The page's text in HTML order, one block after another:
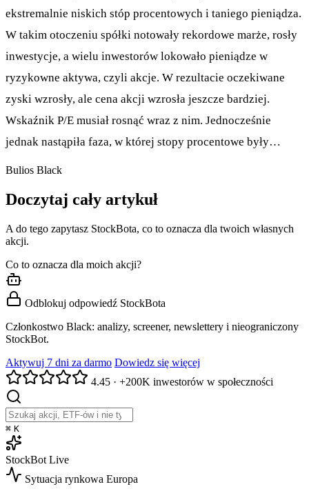
ekstremalnie niskich stóp procentowych i taniego pieniądza.
W takim otoczeniu spółki notowały rekordowe marże, rosły
inwestycje, a wielu inwestorów lokowało pieniądze w
ryzykowne aktywa, czyli akcje. W rezultacie oczekiwane
zyski wzrosły, ale cena akcji wzrosła jeszcze bardziej.
Wskaźnik P/E musiał rosnąć wraz z nim. Jednocześnie
jednak nastąpiła faza, w której stopy procentowe były…
Bulios Black
Doczytaj cały artykuł
A do tego zapytasz StockBota, co to oznacza dla twoich własnych
akcji.
Co to oznacza dla moich akcji?
Odblokuj odpowiedź StockBota
Członkostwo Black: analizy, screener, newslettery i nieograniczony
StockBot.
Aktywuj 7 dni za darmo Dowiedz się więcej
4.45 · +200K inwestorów w społeczności
⌘ K
StockBot Live
Sytuacja rynkowa Europa